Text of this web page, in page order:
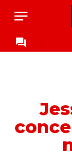
notes
question_answer